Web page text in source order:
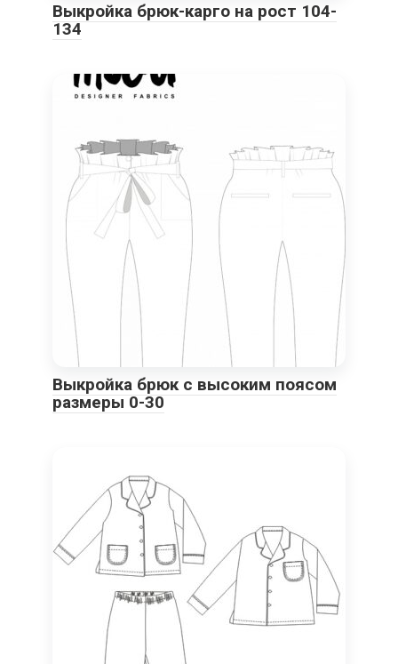
Выкройка брюк-карго на рост 104-
134
Выкройка брюк с высоким поясом
размеры 0-30